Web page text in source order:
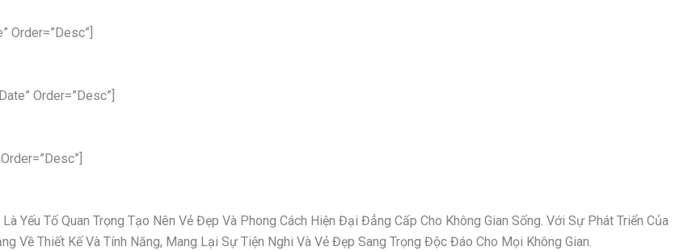
Order=”desc”]
Order=”desc”]
Yếu Tố Quan Trọng Tạo Nên Vẻ Đẹp Và Phong Cách Hiện Đại Đẳng Cấp Cho Không Gian Sống. Với Sự Phát Triển Của
Về Thiết Kế Và Tính Năng, Mang Lại Sự Tiện Nghi Và Vẻ Đẹp Sang Trọng Độc Đáo Cho Mọi Không Gian.